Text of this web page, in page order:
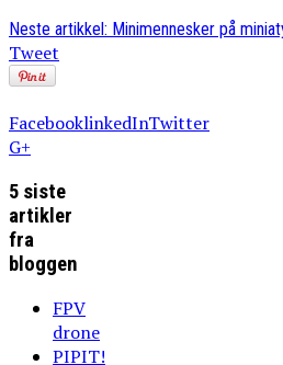
Neste artikkel: Minimennesker på
Tweet
FacebooklinkedInTwitter
G+
5 siste
artikler
fra
bloggen
FPV
drone
PIPIT!